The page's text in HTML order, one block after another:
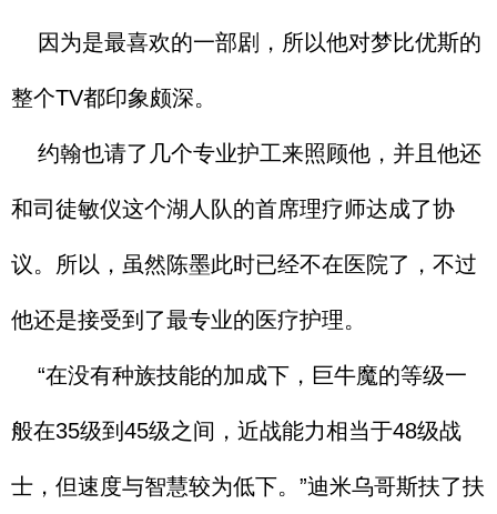
因为是最喜欢的一部剧，所以他对梦比优斯的
整个TV都印象颇深。
约翰也请了几个专业护工来照顾他，并且他还
和司徒敏仪这个湖人队的首席理疗师达成了协
议。所以，虽然陈墨此时已经不在医院了，不过
他还是接受到了最专业的医疗护理。
“在没有种族技能的加成下，巨牛魔的等级一
般在35级到45级之间，近战能力相当于48级战
士，但速度与智慧较为低下。”迪米乌哥斯扶了扶